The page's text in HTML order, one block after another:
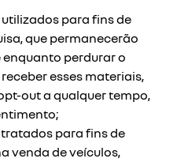
para fins de
que permanecerão
perdurar o
esses materiais,
out a qualquer tempo,
para fins de
venda de veículos,